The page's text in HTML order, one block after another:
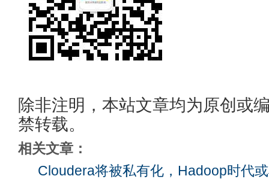
除非注明，本站文章均为原创或
禁转载。
相关文章：
Cloudera将被私有化，Hadoop时代